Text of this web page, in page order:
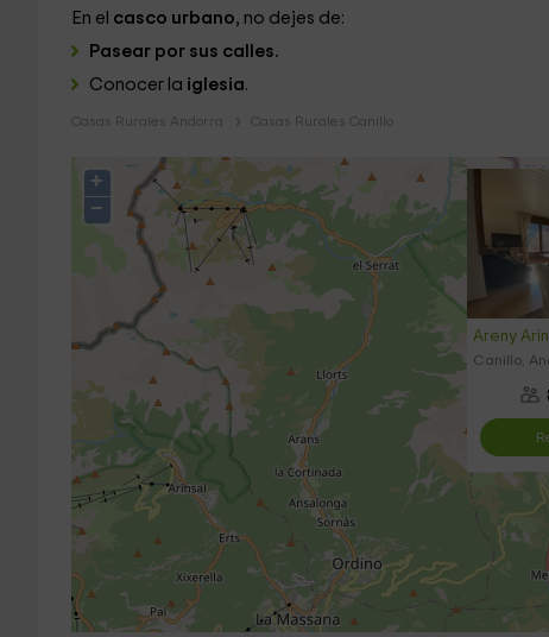
En el casco urbano, no dejes de:
Pasear por sus calles.
Conocer la iglesia.
Casas Rurales Andorra Casas Rurales Canillo
Areny
Canillo,
+
−